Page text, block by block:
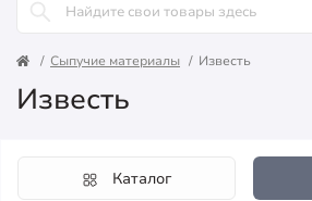
Сыпучие материалы Известь
Известь
Каталог